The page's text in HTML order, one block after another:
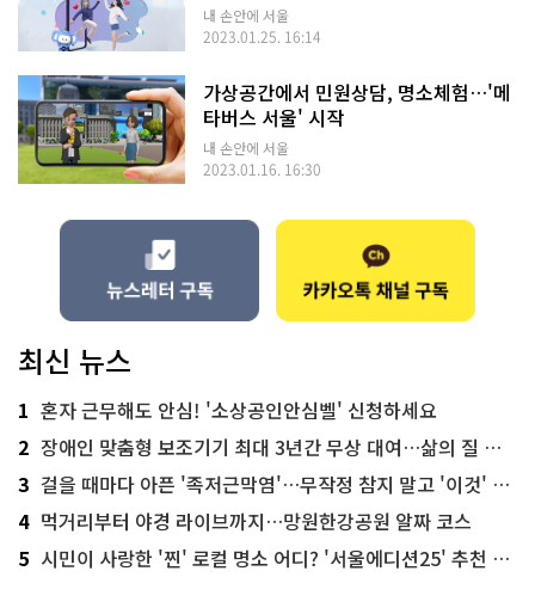
내 손안에 서울
2023.01.25. 16:14
가상공간에서 민원상담, 명소체험…'메
타버스 서울' 시작
내 손안에 서울
2023.01.16. 16:30
최신 뉴스
1 혼자 근무해도 안심! '소상공인안심벨' 신청하세요
2 장애인 맞춤형 보조기기 최대 3년간 무상 대여…삶의 질 높인다
3 걸을 때마다 아픈 '족저근막염'…무작정 참지 말고 '이것' 해보세요!
4 먹거리부터 야경 라이브까지…망원한강공원 알짜 코스
5 시민이 사랑한 '찐' 로컬 명소 어디? '서울에디션25' 추천 코스